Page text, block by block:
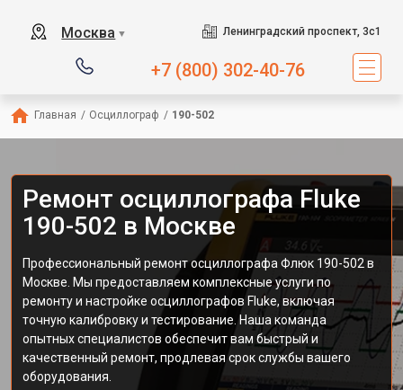
Москва ▼ Ленинградский проспект, 3с1
+7 (800) 302-40-76
Главная / Осциллограф / 190-502
Ремонт осциллографа Fluke
190-502 в Москве
Профессиональный ремонт осциллографа Флюк 190-502 в
Москве. Мы предоставляем комплексные услуги по
ремонту и настройке осциллографов Fluke, включая
точную калибровку и тестирование. Наша команда
опытных специалистов обеспечит вам быстрый и
качественный ремонт, продлевая срок службы вашего
оборудования.